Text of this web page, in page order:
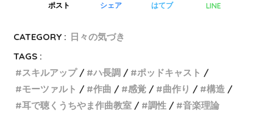
ポスト シェア はてブ LINE
CATEGORY : 日々の気づき
TAGS :
スキルアップ
ハ長調
ポッドキャスト
モーツァルト
作曲 感覚 曲作り
構造
耳で聴くうちやま作曲教室
調性 音楽理論